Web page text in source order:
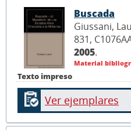
Texto impreso
Buscada
Giussani,
831,
2005.
Material
Ver ejemplares